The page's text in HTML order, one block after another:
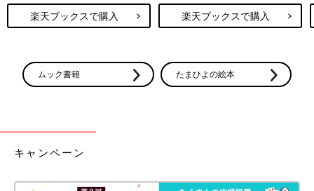
楽天ブックスで購入 楽天ブックスで購入
ムック書籍 たまひよの絵本
キャンペーン